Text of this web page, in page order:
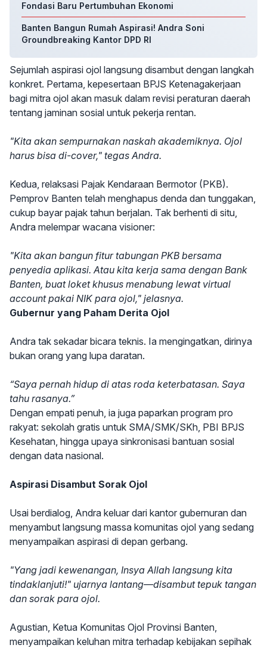
Fondasi Baru Pertumbuhan Ekonomi
Banten Bangun Rumah Aspirasi! Andra Soni
Groundbreaking Kantor DPD RI
Sejumlah aspirasi ojol langsung disambut dengan langkah
konkret. Pertama, kepesertaan BPJS Ketenagakerjaan
bagi mitra ojol akan masuk dalam revisi peraturan daerah
tentang jaminan sosial untuk pekerja rentan.
"Kita akan sempurnakan naskah akademiknya. Ojol
harus bisa di-cover," tegas Andra.
Kedua, relaksasi Pajak Kendaraan Bermotor (PKB).
Pemprov Banten telah menghapus denda dan tunggakan,
cukup bayar pajak tahun berjalan. Tak berhenti di situ,
Andra melempar wacana visioner:
"Kita akan bangun fitur tabungan PKB bersama
penyedia aplikasi. Atau kita kerja sama dengan Bank
Banten, buat loket khusus menabung lewat virtual
account pakai NIK para ojol," jelasnya.
Gubernur yang Paham Derita Ojol
Andra tak sekadar bicara teknis. Ia mengingatkan, dirinya
bukan orang yang lupa daratan.
“Saya pernah hidup di atas roda keterbatasan. Saya
tahu rasanya.”
Dengan empati penuh, ia juga paparkan program pro
rakyat: sekolah gratis untuk SMA/SMK/SKh, PBI BPJS
Kesehatan, hingga upaya sinkronisasi bantuan sosial
dengan data nasional.
Aspirasi Disambut Sorak Ojol
Usai berdialog, Andra keluar dari kantor gubernuran dan
menyambut langsung massa komunitas ojol yang sedang
menyampaikan aspirasi di depan gerbang.
"Yang jadi kewenangan, Insya Allah langsung kita
tindaklanjuti!" ujarnya lantang—disambut tepuk tangan
dan sorak para ojol.
Agustian, Ketua Komunitas Ojol Provinsi Banten,
menyampaikan keluhan mitra terhadap kebijakan sepihak